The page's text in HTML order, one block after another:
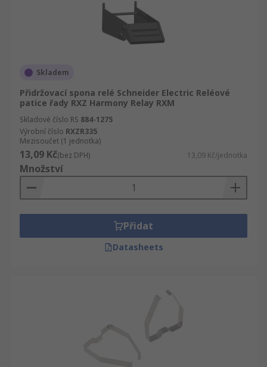
Skladem
Přidržovací spona relé Schneider Electric Reléové
patice řady RXZ Harmony Relay RXM
Skladové číslo RS 884-1275
Výrobní číslo RXZR335
Mezisoučet (1 jednotka)
13,09 Kč(bez DPH) 13,09 Kč/jednotka
Množství
Přidat
Datasheets